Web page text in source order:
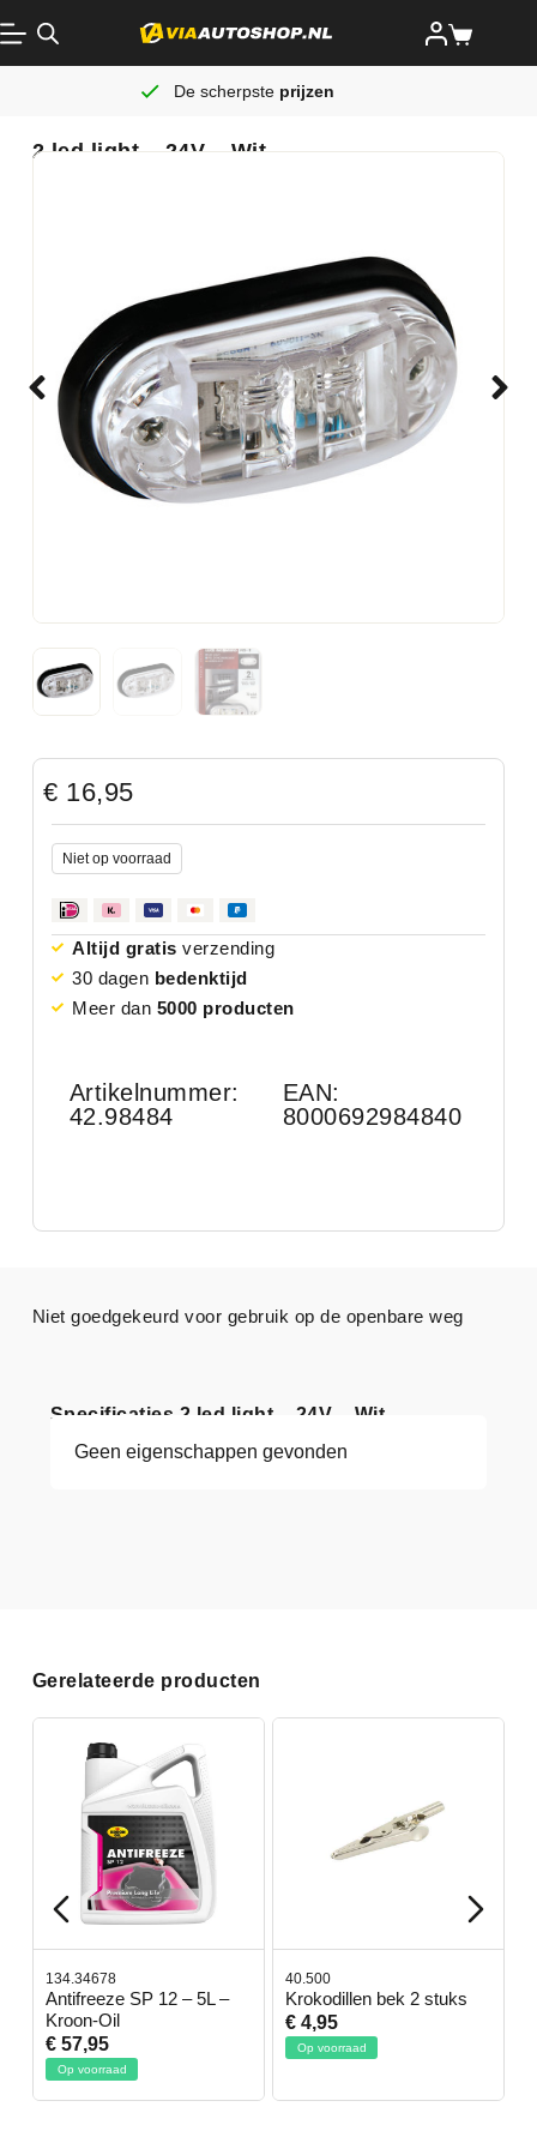
De scherpste prijzen
2 led light – 24V – Wit
€ 16,95
Niet op voorraad
Altijd gratis verzending
30 dagen bedenktijd
Meer dan 5000 producten
Artikelnummer:
42.98484
EAN:
8000692984840
Specificaties 2 led light – 24V – Wit
Geen eigenschappen gevonden
Niet goedgekeurd voor gebruik op de openbare weg
Gerelateerde producten
134.34678
Antifreeze SP 12 – 5L –
Kroon-Oil
€ 57,95
Op voorraad
40.500
Krokodillen bek 2 stuks
€ 4,95
Op voorraad